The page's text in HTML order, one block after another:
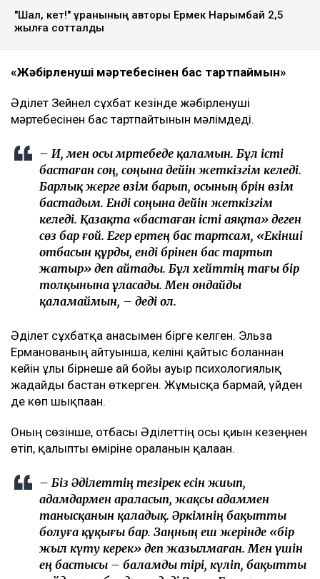
"Шал, кет!" ұранының авторы Ермек Нарымбай 2,5
жылға сотталды
«Жәбірленуші мәртебесінен бас тартпаймын»
Әділет Зейнел сұхбат кезінде жәбірленуші
мәртебесінен бас тартпайтынын мәлімдеді.
– Иә, мен осы мәртебеде қаламын. Бұл істі
бастаған соң, соңына дейін жеткізгім келеді.
Барлық жерге өзім барып, осының бәрін өзім
бастадым. Енді соңына дейін жеткізгім
келеді. Қазақта «бастаған істі аяқта» деген
сөз бар ғой. Егер ертең бас тартсам, «Екінші
отбасын құрды, енді бәрінен бас тартып
жатыр» деп айтады. Бұл хейттің тағы бір
толқынына ұласады. Мен ондайды
қаламаймын, – деді ол.
Әділет сұхбатқа анасымен бірге келген. Эльза
Ерманованың айтуынша, келіні қайтыс болғаннан
кейін ұлы бірнеше ай бойы ауыр психологиялық
жағдайды бастан өткерген. Жұмысқа бармай, үйден
де көп шықпаған.
Оның сөзінше, отбасы Әділеттің осы қиын кезеңнен
өтіп, қалыпты өміріне оралғанын қалаған.
– Біз Әділеттің тезірек есін жиып,
адамдармен араласып, жақсы адаммен
танысқанын қаладық. Әркімнің бақытты
болуға құқығы бар. Заңның еш жерінде «бір
жыл күту керек» деп жазылмаған. Мен үшін
ең бастысы – баламды тірі, күліп, бақытты